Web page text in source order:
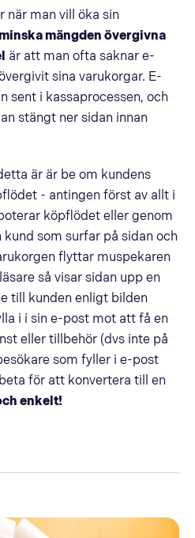
när man vill öka sin
mängden övergivna
är att man ofta saknar e-
sina varukorgar. E-
sent i kassaprocessen, och
stängt ner sidan innan
är är be om kundens
- antingen först av allt i
köpflödet eller genom
som surfar på sidan och
flyttar muspekaren
så visar sidan upp en
till kunden enligt bilden
i i sin e-post mot att få en
eller tillbehör (dvs inte på
som fyller i e-post
för att konvertera till en
enkelt!